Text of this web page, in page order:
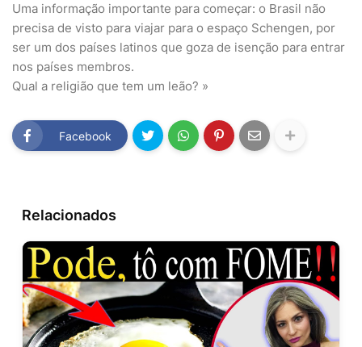
Uma informação importante para começar: o Brasil não
precisa de visto para viajar para o espaço Schengen, por
ser um dos países latinos que goza de isenção para entrar
nos países membros.
Qual a religião que tem um leão? »
Facebook
Relacionados